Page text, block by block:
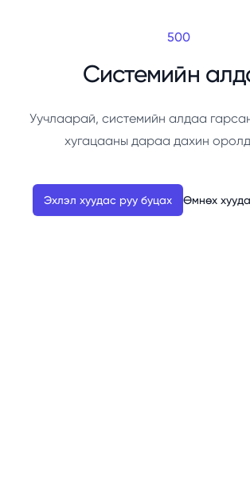
500
Системийн
Уучлаарай, системийн алдаа
хугацааны дараа дахин
Эхлэл хуудас руу буцах Өмнөх